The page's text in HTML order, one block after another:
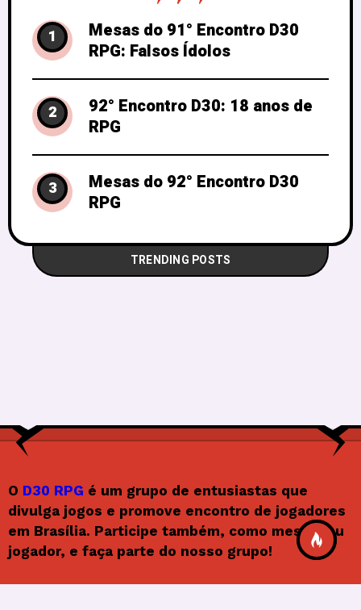
1
Mesas do 91° Encontro D30
RPG: Falsos Ídolos
2
92° Encontro D30: 18 anos de
RPG
3
Mesas do 92° Encontro D30
RPG
TRENDING POSTS
O D30 RPG é um grupo de entusiastas que
divulga jogos e promove encontro de jogadores
em Brasília. Participe também, como mestre ou
jogador, e faça parte do nosso grupo!